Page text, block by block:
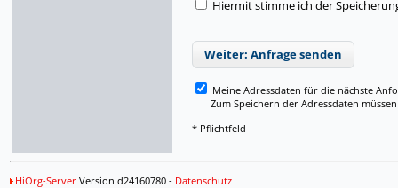
Hiermit stimme ich der
Weiter: Anfrage senden
Meine Adressdaten für die nächste
Zum Speichern der Adressdaten müssen
* Pflichtfeld
HiOrg-ServerVersion d24160780 - Datenschutz